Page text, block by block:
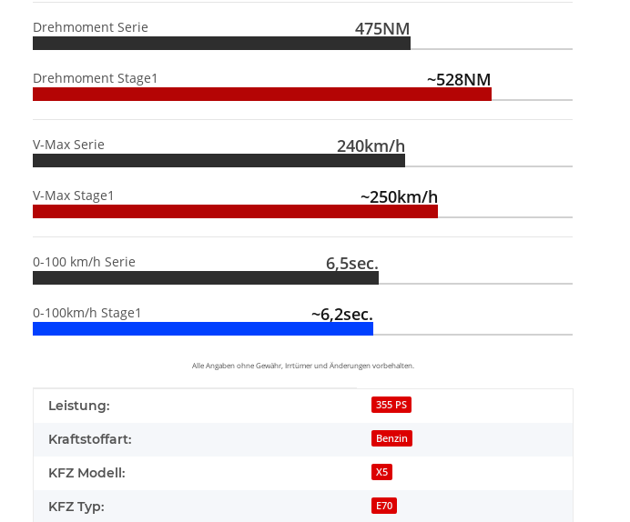
Drehmoment Serie 475NM
Drehmoment Stage1 ~528NM
V-Max Serie 240km/h
V-Max Stage1 ~250km/h
0-100 km/h Serie 6,5sec.
0-100km/h Stage1 ~6,2sec.
Alle Angaben ohne Gewähr, Irrtümer und Änderungen vorbehalten.
Produkteigenschaft
Wert
Leistung: 355 PS
Kraftstoffart: Benzin
KFZ Modell: X5
KFZ Typ: E70